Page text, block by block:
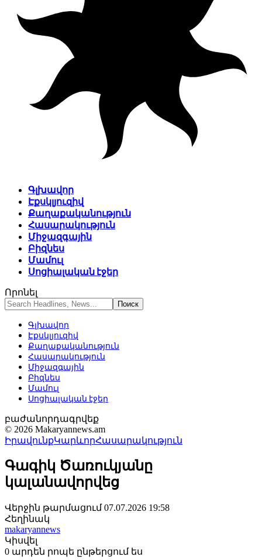
Գլխավոր
Էքսկլյուզիվ
Քաղաքականություն
Հասարակություն
Միջազգային
Բիզնես
Մամուլ
Սոցիալական էջեր
Որոնել
Գլխավոր
Էքսկլյուզիվ
Քաղաքականություն
Հասարակություն
Միջազգային
Բիզնես
Մամուլ
Սոցիալական էջեր
բաժանորդագրվեք
© 2026 Makaryannews.am
ԻրավունքԿարևորՀասարակություն
Գագիկ Ծառուկյանը
կալանավորվեց
Վերջին թարմացում 07.07.2026 19:58
Հեղինակ
makaryannews
Կիսվել
0 արդեն րոպե ընթերցում ես